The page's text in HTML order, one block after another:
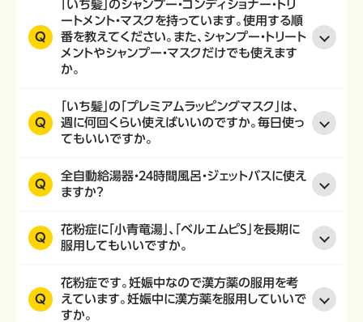
Q
「いち髪」のシャンプー・コンディショナー・トリ
ートメント・マスクを持っています。使用する順
番を教えてください。また、シャンプー・トリート
メントやシャンプー・マスクだけでも使えます
か。
Q
「いち髪」の「プレミアムラッピングマスク」は、
週に何回くらい使えばいいのですか。毎日使っ
てもいいですか。
Q
全自動給湯器・２４時間風呂・ジェットバスに使え
ますか？
Q
花粉症に「小青竜湯」、「ベルエムピS」を長期に
服用してもいいですか。
Q
花粉症です。妊娠中なので漢方薬の服用を考
えています。妊娠中に漢方薬を服用していいで
すか。